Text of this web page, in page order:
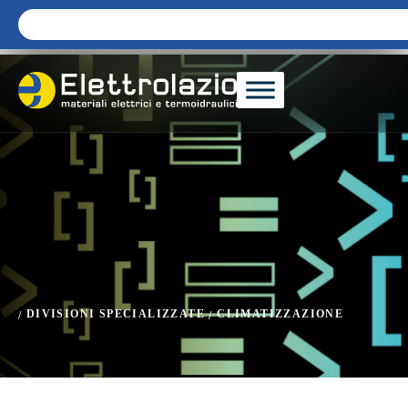
/ DIVISIONI SPECIALIZZATE / CLIMATIZZAZIONE